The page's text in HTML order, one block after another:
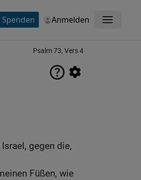
Spenden Anmelden Menü
Psalm 73, Vers 4
gegen die,
Füßen, wie